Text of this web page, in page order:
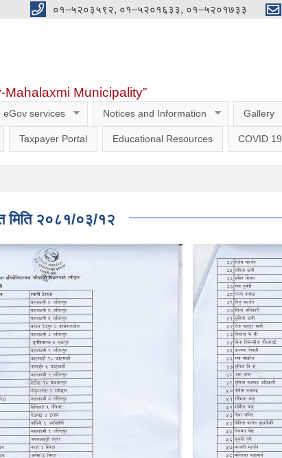
०१–५२०३५९२, ०१–५२०१६३३, ०१–५२०१७३३
Municipality”
eGov services Notices and Information Gallery
Taxpayer Portal Educational Resources COVID 19
मिति २०८१/०३/१२